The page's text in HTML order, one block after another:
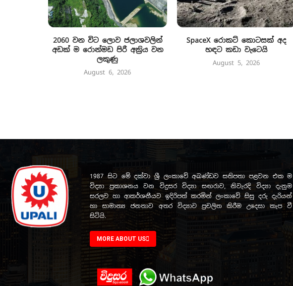
2060 වන විට ලොව ජලාශවලින්
අඩක් ම රොන්මඩ පිරී අක්‍රිය වන
ලකුණු
August 6, 2026
SpaceX රොකට් කොටසක් අද
හඳට කඩා වැටෙයි
August 5, 2026
1987 සිට මේ දක්වා ශ්‍රී ලංකාවේ අඛණ්ඩව සතිපතා පළවන එක ම
විද්‍යා ප්‍රකාශනය වන විදුසර විද්‍යා සඟරාව, නිවැරදි විද්‍යා දැනුම
සරලව හා ආකර්ශනීයව ඉදිරිපත් කරමින් ලංකාවේ සිසු දරු දැරියන්
හා සාමාන්‍ය ජනතාව අතර විද්‍යාව ප්‍රචලිත කිරීම උදෙසා කැප වී
සිටියි.
MORE ABOUT US